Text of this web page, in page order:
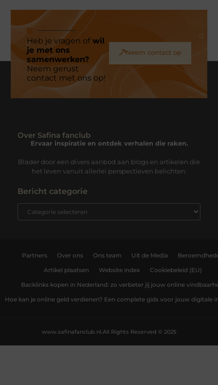
Heb je vragen ofwil
je met ons
samenwerken?
Neem gerust
contact met ons op!
Neem contact op
Over Safina fanclub
Ervaar inspiratie en ontdek verhalen die raken.
Blader door een divers aanbod aan blogs en artikelen die
het leven vanuit allerlei perspectieven belichten.
Bericht categorie
Partners Over ons Ons team Uit de Media
Artikel plaatsen Website index Cookiebeleid (EU)
Backlinks kopen in Nederland: zo verbeter jij jouw online
Hoe kan je online geld verdienen? Een complete gids voor jouw digitale
All Rights Reserved © 2025
www.safinafanclub.nl.